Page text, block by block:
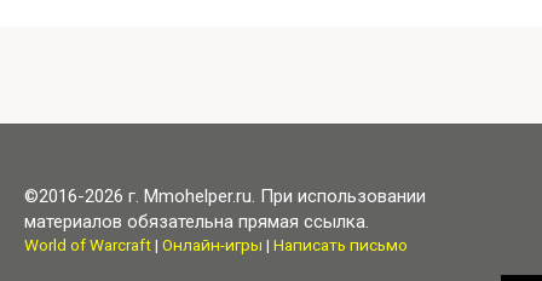
©2016-2026 г. Mmohelper.ru. При использовании
материалов обязательна прямая ссылка.
World of Warcraft| Онлайн-игры | Написать письмо